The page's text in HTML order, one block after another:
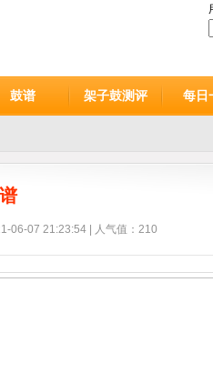
鼓谱 架子鼓测评 每日
06-07 21:23:54 | 人气值：210